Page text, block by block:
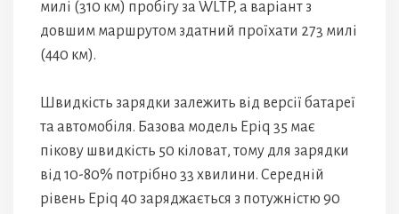
милі (310 км) пробігу за WLTP, а варіант з
довшим маршрутом здатний проїхати 273 милі
(440 км).
Швидкість зарядки залежить від версії батареї
та автомобіля. Базова модель Epiq 35 має
пікову швидкість 50 кіловат, тому для зарядки
від 10-80% потрібно 33 хвилини. Середній
рівень Epiq 40 заряджається з потужністю 90